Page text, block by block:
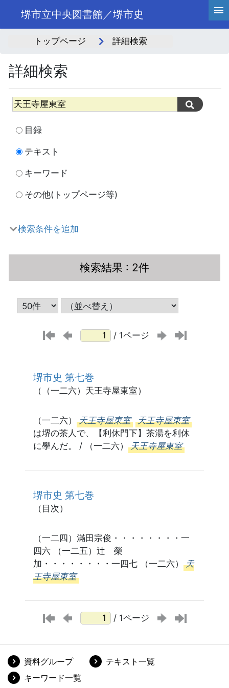
堺市立中央図書館／堺市史
トップページ 詳細検索
詳細検索
目録
テキスト
キーワード
その他(トップページ等)
検索条件を追加
検索結果 : 2件
/ 1ページ
堺市史 第七巻
（（一二六）天王寺屋東室）
（一二六） 天王寺屋東室
天王寺屋東室
は堺の茶人で、【利休門下】茶湯を利休
に學んだ。 / （一二六） 天王寺屋東室
堺市史 第七巻
（目次）
（一二四）滿田宗俊・・・・・・・・一
四六 （一二五）辻 榮
加・・・・・・・・一四七 （一二六） 天
王寺屋東室
/ 1ページ
資料グループ
テキスト一覧
キーワード一覧